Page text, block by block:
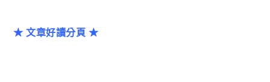
★ 文章好讀分頁 ★